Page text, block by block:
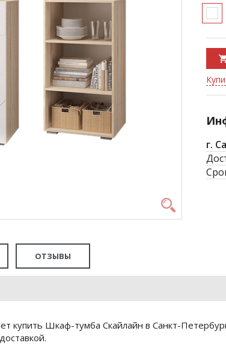
г.
ОТЗЫВЫ
купить Шкаф-тумба Скайлайн в Санкт-